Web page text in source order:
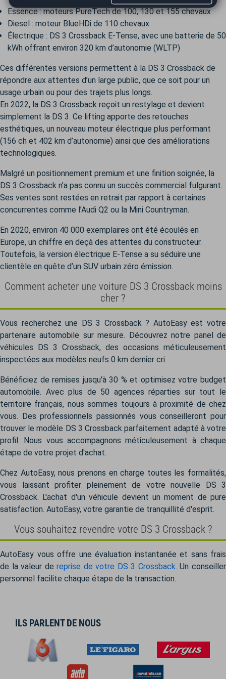
Essence : moteurs PureTech de 100, 130 et 155 chevaux
Diesel : moteur BlueHDi de 110 chevaux
Électrique : DS 3 Crossback E-Tense, avec une batterie de 50
kWh offrant environ 320 km d’autonomie (WLTP)
Ces différentes versions permettent à la DS 3 Crossback de
répondre aux attentes d’un large public, que ce soit pour un
usage urbain ou pour des trajets plus longs.
En 2022, la DS 3 Crossback reçoit un restylage et devient
simplement la DS 3. Ce lifting apporte des retouches
esthétiques, un nouveau moteur électrique plus performant
(156 ch et 402 km d’autonomie) ainsi que des améliorations
technologiques.
Malgré un positionnement premium et une finition soignée, la
DS 3 Crossback n’a pas connu un succès commercial fulgurant.
Ses ventes sont restées en retrait par rapport à certaines
concurrentes comme l’Audi Q2 ou la Mini Countryman.
En 2020, environ 40 000 exemplaires ont été écoulés en
Europe, un chiffre en deçà des attentes du constructeur.
Toutefois, la version électrique E-Tense a su séduire une
clientèle en quête d’un SUV urbain zéro émission.
Comment acheter une voiture DS 3 Crossback moins
cher ?
Vous recherchez une DS 3 Crossback ? AutoEasy est votre
partenaire automobile sur mesure. Découvrez notre panel de
véhicules DS 3 Crossback, des occasions méticuleusement
inspectées aux modèles neufs 0 km dernier cri.
Bénéficiez de remises jusqu'à 30 % et optimisez votre budget
automobile. Avec plus de 50 agences réparties sur tout le
territoire français, nous sommes toujours à proximité de chez
vous. Des professionnels passionnés vous conseilleront pour
trouver le modèle DS 3 Crossback parfaitement adapté à votre
profil. Nous vous accompagnons méticuleusement à chaque
étape de votre projet d'achat.
Chez AutoEasy, nous prenons en charge toutes les formalités,
vous laissant profiter pleinement de votre nouvelle DS 3
Crossback. L'achat d'un véhicule devient un moment de pure
satisfaction. AutoEasy, votre garantie de tranquillité d'esprit.
Vous souhaitez revendre votre DS 3 Crossback ?
AutoEasy vous offre une évaluation instantanée et sans frais
de la valeur dereprise de votre DS 3 Crossback. Un conseiller
personnel facilite chaque étape de la transaction.
ILS PARLENT DE NOUS